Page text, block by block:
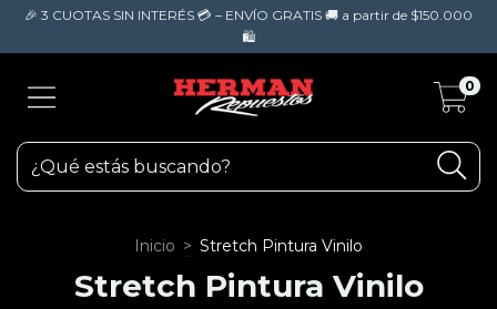
🎉 3 CUOTAS SIN INTERÉS 💳 – ENVÍO GRATIS 🚚 a partir de $150.000
🛍️
0
Inicio > Stretch Pintura Vinilo
Stretch Pintura Vinilo